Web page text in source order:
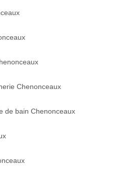
Chenonceaux
de bain Chenonceaux